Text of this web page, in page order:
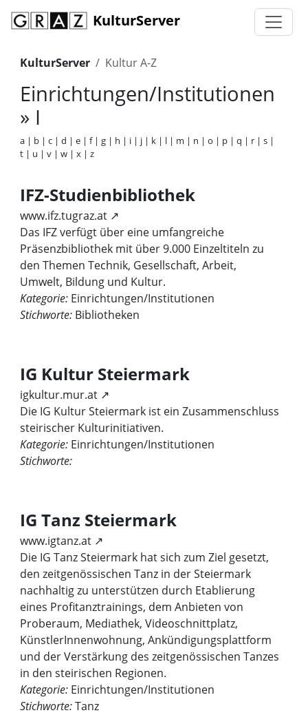
KulturServer
KulturServer Kultur A-Z
Einrichtungen/Institutionen
» I
a | b |c |d |e |f|g | h | i | j | k | l | m | n |o | p |q | r |s |
t | u |v |w |x |z
IFZ-Studienbibliothek
www.ifz.tugraz.at ↗
Das IFZ verfügt über eine umfangreiche
Präsenzbibliothek mit über 9.000 Einzeltiteln zu
den Themen Technik, Gesellschaft, Arbeit,
Umwelt, Bildung und Kultur.
Kategorie: Einrichtungen/Institutionen
Stichworte: Bibliotheken
IG Kultur Steiermark
igkultur.mur.at ↗
Die IG Kultur Steiermark ist ein Zusammenschluss
steirischer Kulturinitiativen.
Kategorie: Einrichtungen/Institutionen
Stichworte:
IG Tanz Steiermark
www.igtanz.at ↗
Die IG Tanz Steiermark hat sich zum Ziel gesetzt,
den zeitgenössischen Tanz in der Steiermark
nachhaltig zu unterstützen durch Etablierung
eines Profitanztrainings, dem Anbieten von
Proberaum, Mediathek, Videoschnittplatz,
KünstlerInnenwohnung, Ankündigungsplattform
und der Verstärkung des zeitgenössischen Tanzes
in den steirischen Regionen.
Kategorie: Einrichtungen/Institutionen
Stichworte:Tanz